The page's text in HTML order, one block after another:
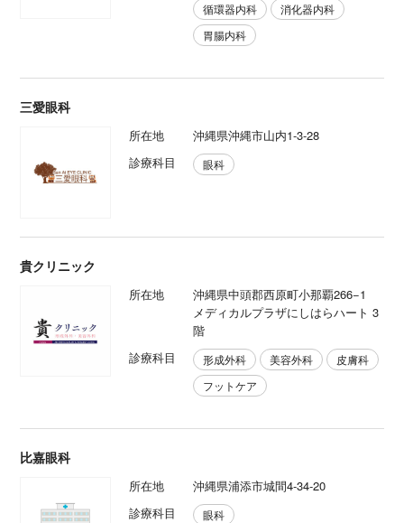
循環器内科
消化器内科
胃腸内科
三愛眼科
所在地
沖縄県沖縄市山内1-3-28
診療科目
眼科
貴クリニック
所在地
沖縄県中頭郡西原町小那覇266−1
メディカルプラザにしはらハート 3
階
診療科目
形成外科 美容外科
皮膚科
フットケア
比嘉眼科
所在地
沖縄県浦添市城間4-34-20
診療科目
眼科